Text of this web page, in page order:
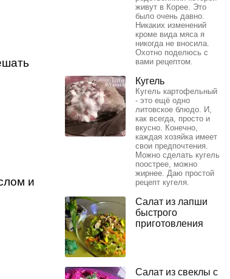
и
живут в Корее. Это
было очень давно.
Никаких изменений
кроме вида мяса я
никогда не вносила.
Охотно поделюсь с
вами рецептом.
Кугель
Кугель картофельный
- это ещё одно
литовское блюдо. И,
как всегда, просто и
вкусно. Конечно,
каждая хозяйка имеет
свои предпочтения.
Можно сделать кугель
поострее, можно
жирнее. Даю простой
рецепт кугеля.
Cалат из лапши
быстрого
приготовления
Салат из свеклы с